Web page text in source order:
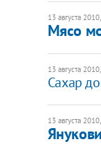
13 августа
Мясо
13 августа
Сахар
13 августа